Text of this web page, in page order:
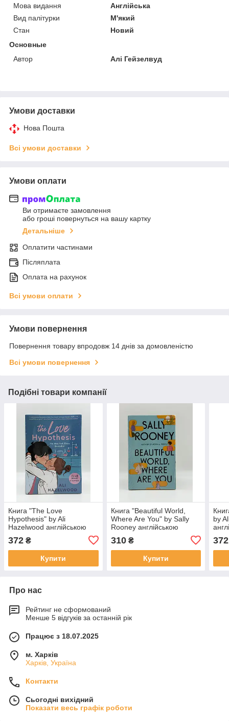
Мова видання
Англійська
Вид палітурки
М'який
Стан
Новий
Основные
Автор
Алі Гейзелвуд
Умови доставки
Нова Пошта
Всі умови доставки
Умови оплати
Ви отримаєте замовлення
або гроші повернуться на вашу картку
Детальніше
Оплатити частинами
Післяплата
Оплата на рахунок
Всі умови оплати
Умови повернення
Повернення товару впродовж 14 днів за домовленістю
Всі умови повернення
Подібні товари компанії
Книга "The Love
Hypothesis" by Ali
Hazelwood англійською
372 ₴
Купити
Книга "Beautiful World,
Where Are You" by Sally
Rooney англійською
310₴
Купити
by
372
Про нас
Рейтинг не сформований
Менше 5 відгуків за останній рік
Працює з 18.07.2025
м. Харків
Харків, Україна
Контакти
Сьогодні вихідний
Показати весь графік роботи